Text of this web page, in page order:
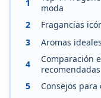
1
moda
2
Fragancias
3
Aromas
4
Comparación
recomendadas
5
Consejos